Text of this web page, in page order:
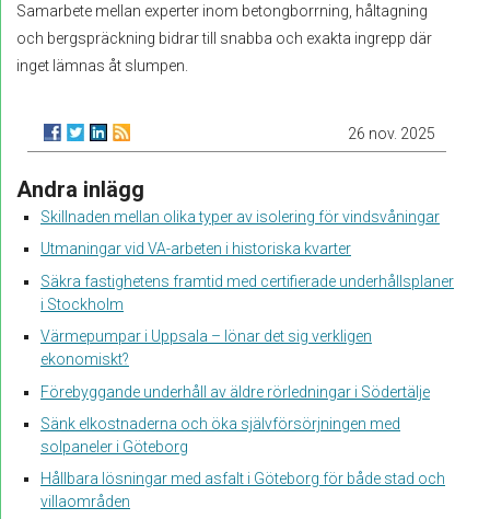
Samarbete mellan experter inom betongborrning, håltagning
och bergspräckning bidrar till snabba och exakta ingrepp där
inget lämnas åt slumpen.
26 nov. 2025
Andra inlägg
Skillnaden mellan olika typer av isolering för vindsvåningar
Utmaningar vid VA-arbeten i historiska kvarter
Säkra fastighetens framtid med certifierade underhållsplaner
i Stockholm
Värmepumpar i Uppsala – lönar det sig verkligen
ekonomiskt?
Förebyggande underhåll av äldre rörledningar i Södertälje
Sänk elkostnaderna och öka självförsörjningen med
solpaneler i Göteborg
Hållbara lösningar med asfalt i Göteborg för både stad och
villaområden